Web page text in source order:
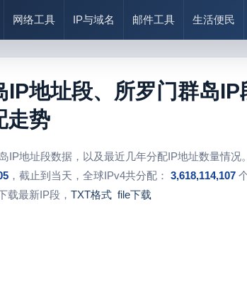
网络工具 IP与域名 邮件工具 生活便民
IP地址段、所罗门群岛
走势
IP地址段数据，以及最近几年分配IP地址数量情
，截止到当天，全球IPv4共分配： 3,618,114,107
载最新IP段， TXT格式 file下载